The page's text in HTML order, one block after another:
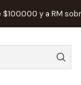
$100.000 y a RM
Flesh and